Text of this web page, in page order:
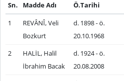
Sn. Madde Adı
Ö.Tarihi
1
REVÂNÎ, Veli
Bozkurt
d. 1898 - ö.
20.10.1968
2
HALİL, Halil
İbrahim Bacak
d. 1924 - ö.
20.08.2008